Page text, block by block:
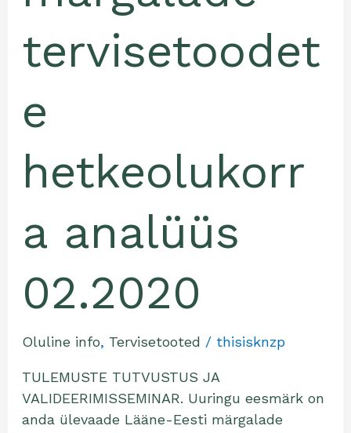
tervisetoodet
e
hetkeolukorr
a analüüs
02.2020
Oluline info, Tervisetooted / thisisknzp
TULEMUSTE TUTVUSTUS JA
VALIDEERIMISSEMINAR. Uuringu eesmärk on
anda ülevaade Lääne-Eesti märgalade